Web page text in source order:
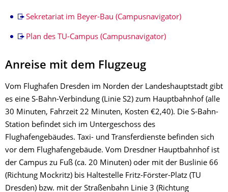
Sekretariat im Beyer-Bau (Campusnavigator)
Plan des TU-Campus (Campusnavigator)
Anreise mit dem Flugzeug
Vom Flughafen Dresden im Norden der Landeshauptstadt gibt
es eine S-Bahn-Verbindung (Linie S2) zum Hauptbahnhof (alle
30 Minuten, Fahrzeit 22 Minuten, Kosten €2,40). Die S-Bahn-
Station befindet sich im Untergeschoss des
Flughafengebäudes. Taxi- und Transferdienste befinden sich
vor dem Flughafengebäude. Vom Dresdner Hauptbahnhof ist
der Campus zu Fuß (ca. 20 Minuten) oder mit der Buslinie 66
(Richtung Mockritz) bis Haltestelle Fritz-Förster-Platz (TU
Dresden) bzw. mit der Straßenbahn Linie 3 (Richtung